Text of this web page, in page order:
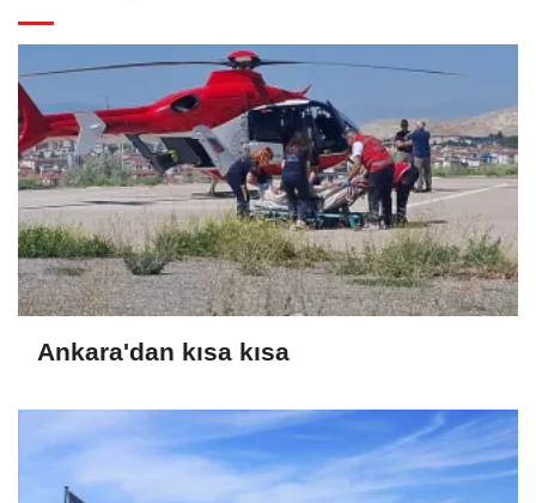
Ankara'dan kısa kısa